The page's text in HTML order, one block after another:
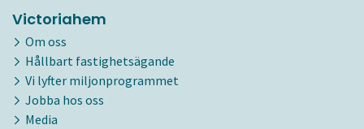
Victoriahem
Om oss
Hållbart fastighetsägande
Vi lyfter miljonprogrammet
Jobba hos oss
Media